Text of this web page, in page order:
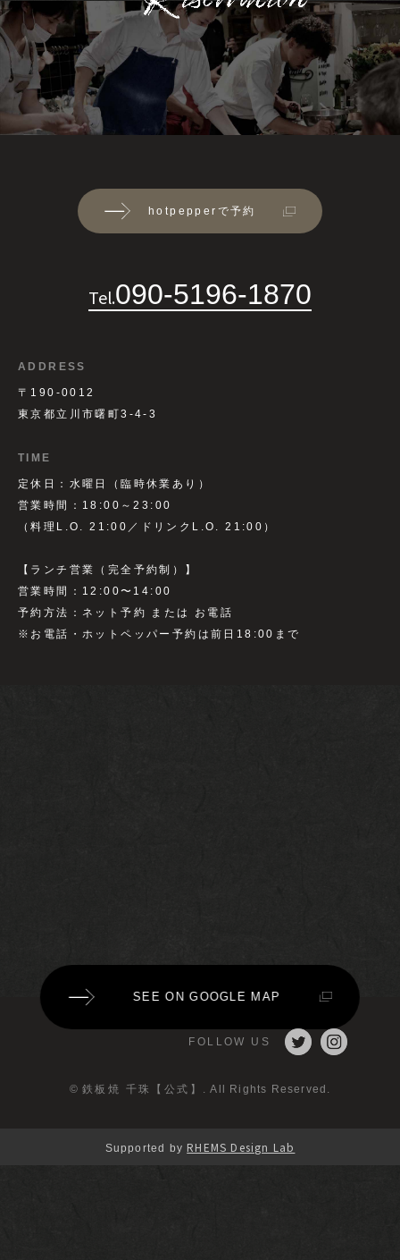
hotpepperで予約
Tel.090-5196-1870
ADDRESS
〒190-0012
東京都立川市曙町3-4-3
TIME
定休日：水曜日（臨時休業あり）
営業時間：18:00～23:00
（料理L.O. 21:00／ドリンクL.O. 21:00）
【ランチ営業（完全予約制）】
営業時間：12:00〜14:00
予約方法：ネット予約 または お電話
※お電話・ホットペッパー予約は前日18:00まで
SEE ON GOOGLE MAP
© 鉄板焼 千珠【公式】 . All Rights Reserved.
FOLLOW US
Supported by RHEMS Design Lab